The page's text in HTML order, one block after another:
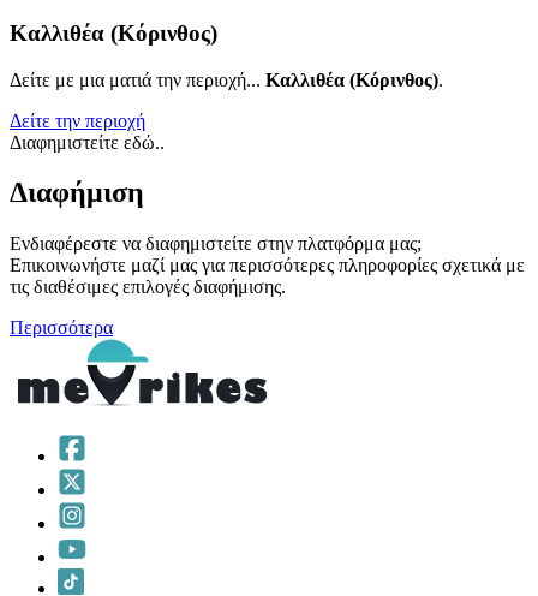
Καλλιθέα (Κόρινθος)
Δείτε με μια ματιά την περιοχή... Καλλιθέα (Κόρινθος).
Δείτε την περιοχή
Διαφημιστείτε εδώ..
Διαφήμιση
Ενδιαφέρεστε να διαφημιστείτε στην πλατφόρμα μας;
Επικοινωνήστε μαζί μας για περισσότερες πληροφορίες σχετικά με
τις διαθέσιμες επιλογές διαφήμισης.
Περισσότερα